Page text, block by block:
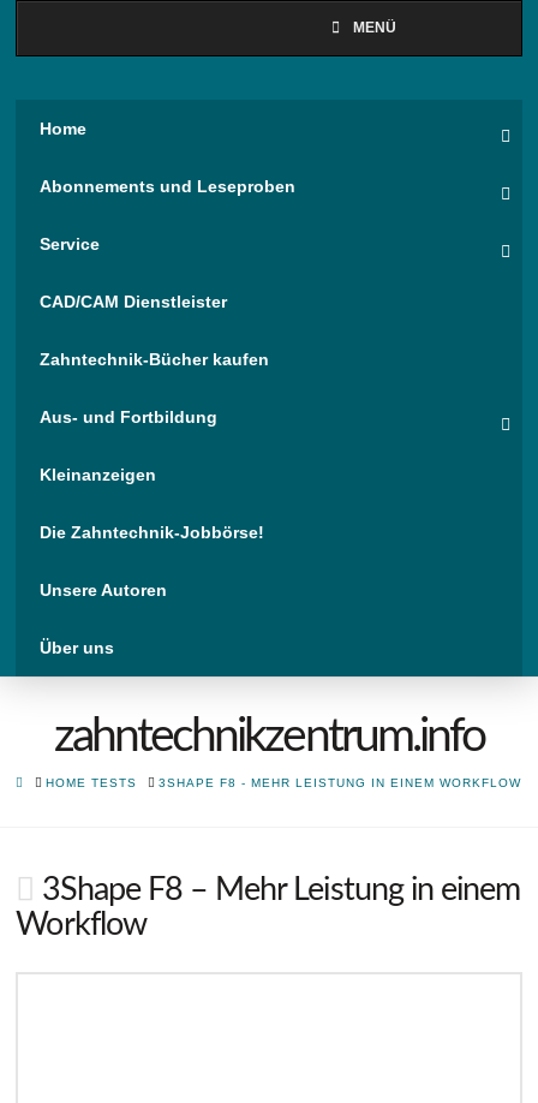
MENÜ
Home
Abonnements und Leseproben
Service
CAD/CAM Dienstleister
Zahntechnik-Bücher kaufen
Aus- und Fortbildung
Kleinanzeigen
Die Zahntechnik-Jobbörse!
Unsere Autoren
Über uns
zahntechnikzentrum.info
HOMEHOME TESTS 3SHAPE F8 - MEHR LEISTUNG IN EINEM WORKFLOW
3Shape F8 – Mehr Leistung in einem
Workflow